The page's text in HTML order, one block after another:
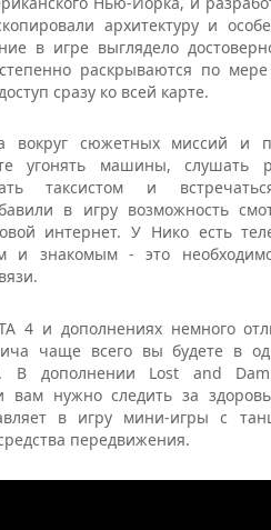
архитектуру и
в игре выглядело
раскрываются по
сразу ко всей карте.
вокруг сюжетных миссий и
угонять машины, слушать
таксистом и
в игру возможность
интернет. У Нико есть
и знакомым - это
4 и дополнениях немного
чаще всего вы будете в
В дополнении Lost and
вам нужно следить за
в игру мини-игры с
передвижения.